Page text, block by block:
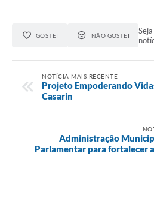
GOSTEI NÃO GOSTEI
NOTÍCIA MAIS RECENTE
Projeto Empoderando
Casarin
Administração
Parlamentar para fortalecer